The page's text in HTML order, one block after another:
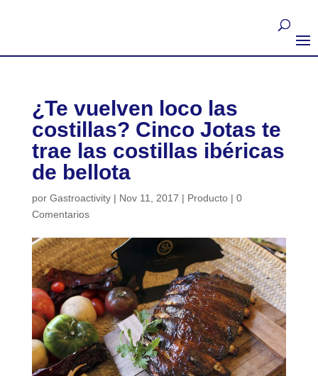
¿Te vuelven loco las
costillas? Cinco Jotas te
trae las costillas ibéricas
de bellota
por Gastroactivity| Nov 11, 2017 | Producto| 0
Comentarios